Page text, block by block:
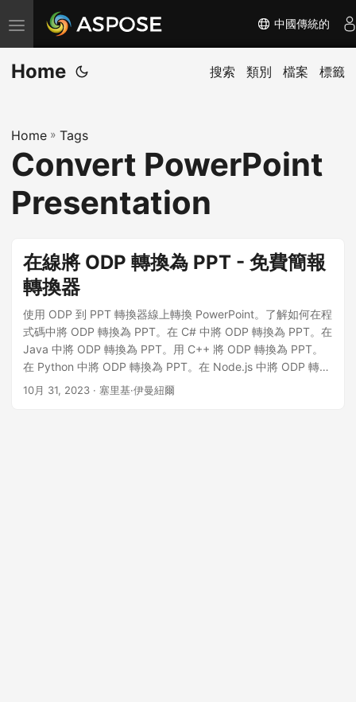
切
换
导
中國傳統的
Home 搜索 類別 檔案 標籤
Home » Tags
Convert PowerPoint
Presentation
在線將 ODP 轉換為 PPT - 免費簡報
轉換器
使用 ODP 到 PPT 轉換器線上轉換 PowerPoint。了解如何在程
式碼中將 ODP 轉換為 PPT。在 C# 中將 ODP 轉換為 PPT。在
Java 中將 ODP 轉換為 PPT。用 C++ 將 ODP 轉換為 PPT。
在 Python 中將 ODP 轉換為 PPT。在 Node.js 中將 ODP 轉換
為 PPT。在 PHP 中將 ODP 轉換為 PPT
10月 31, 2023 · 塞里基·伊曼紐爾